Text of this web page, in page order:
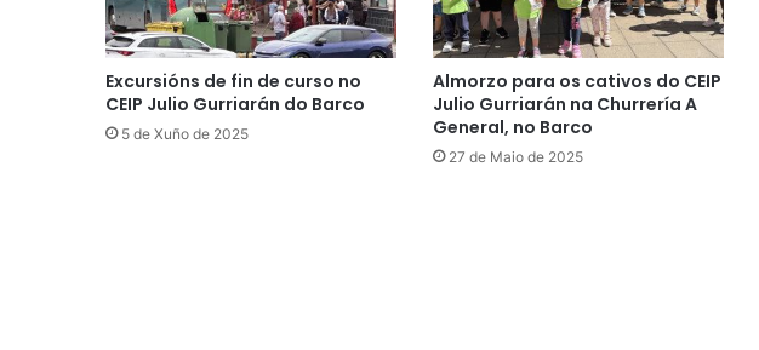
Excursións de fin de curso no
CEIP Julio Gurriarán do Barco
5 de Xuño de 2025
Almorzo para os cativos do CEIP
Julio Gurriarán na Churrería A
General, no Barco
27 de Maio de 2025